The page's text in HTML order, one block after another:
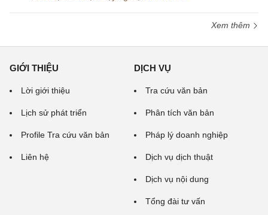
Xem thêm
GIỚI THIỆU
Lời giới thiệu
Lịch sử phát triển
Profile Tra cứu văn bản
Liên hệ
DỊCH VỤ
Tra cứu văn bản
Phân tích văn bản
Pháp lý doanh nghiệp
Dịch vụ dịch thuật
Dịch vụ nội dung
Tổng đài tư vấn